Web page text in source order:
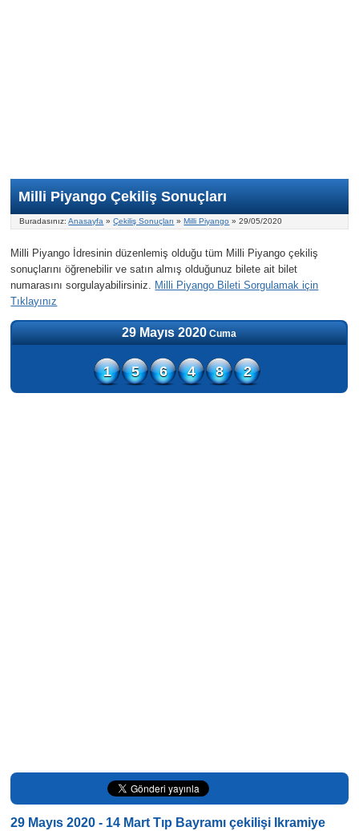
Milli Piyango Çekiliş Sonuçları
Buradasınız:Anasayfa »Çekiliş Sonuçları »Milli Piyango » 29/05/2020
Milli Piyango İdresinin düzenlemiş olduğu tüm Milli Piyango çekiliş
sonuçlarını öğrenebilir ve satın almış olduğunuz bilete ait bilet
numarasını sorgulayabilirsiniz. Milli Piyango Bileti Sorgulamak için
Tıklayınız
29 Mayıs 2020Cuma
1 5 6 4 8 2
29 Mayıs 2020 - 14 Mart Tıp Bayramı çekilişi Ikramiye